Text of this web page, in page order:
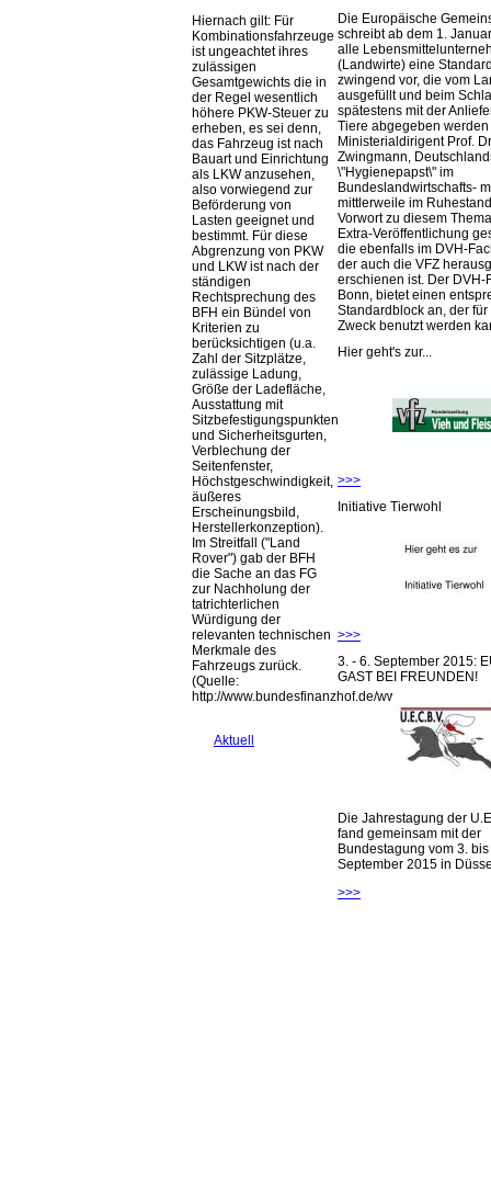
Hiernach gilt: Für
Kombinationsfahrzeuge
ist ungeachtet ihres
zulässigen
Gesamtgewichts die in
der Regel wesentlich
höhere PKW-Steuer zu
erheben, es sei denn,
das Fahrzeug ist nach
Bauart und Einrichtung
als LKW anzusehen,
also vorwiegend zur
Beförderung von
Lasten geeignet und
bestimmt. Für diese
Abgrenzung von PKW
und LKW ist nach der
ständigen
Rechtsprechung des
BFH ein Bündel von
Kriterien zu
berücksichtigen (u.a.
Zahl der Sitzplätze,
zulässige Ladung,
Größe der Ladefläche,
Ausstattung mit
Sitzbefestigungspunkten
und Sicherheitsgurten,
Verblechung der
Seitenfenster,
Höchstgeschwindigkeit,
äußeres
Erscheinungsbild,
Herstellerkonzeption).
Im Streitfall ( Land
Rover ) gab der BFH
die Sache an das FG
zur Nachholung der
tatrichterlichen
Würdigung der
relevanten technischen
Merkmale des
Fahrzeugs zurück.
(Quelle:
http://www.bundesfinanzhof.de/www/presse/
Aktuell
Die Europäische
schreibt ab dem 1.
alle
(Landwirte) eine
zwingend vor, die vom
ausgefüllt und beim
spätestens mit der
Tiere abgegeben werden
Ministerialdirigent Prof.
Zwingmann,
\"Hygienepapst\" im
Bundeslandwirtschafts-
mittlerweile im
Vorwort zu diesem
Extra-Veröffentlichung
die ebenfalls im DVH-
der auch die VFZ
erschienen ist. Der DVH-
Bonn, bietet einen
Standardblock an, der
Zweck benutzt werden
Hier geht's zur...
>>>
Initiative Tierwohl
>>>
3. - 6. September 2015:
GAST BEI FREUNDEN!
Die Jahrestagung der
fand gemeinsam mit der
Bundestagung vom 3. bis
September 2015 in
>>>